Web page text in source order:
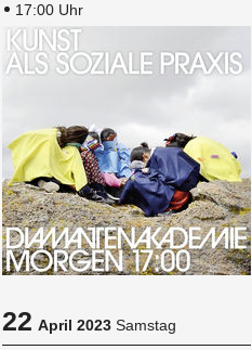
17:00 Uhr
22April 2023 Samstag